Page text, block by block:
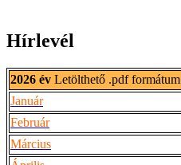
Hírlevél
2026 év Letölthető .pdf formátum
Január
Február
Március